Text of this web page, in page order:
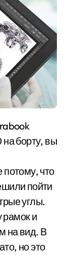
на борту, вы
потому, что
пойти
углы.
рамок и
на вид. В
но это